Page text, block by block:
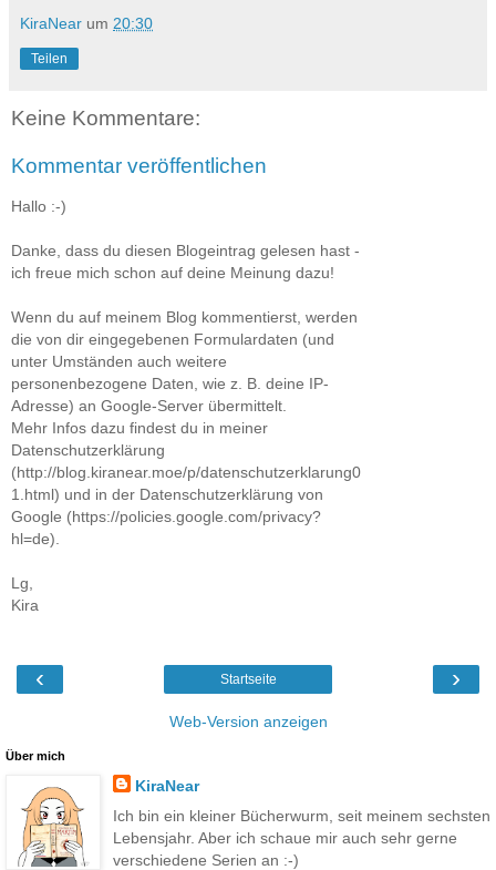
KiraNear um 20:30
Teilen
Keine Kommentare:
Kommentar veröffentlichen
Hallo :-)
Danke, dass du diesen Blogeintrag gelesen hast -
ich freue mich schon auf deine Meinung dazu!
Wenn du auf meinem Blog kommentierst, werden
die von dir eingegebenen Formulardaten (und
unter Umständen auch weitere
personenbezogene Daten, wie z. B. deine IP-
Adresse) an Google-Server übermittelt.
Mehr Infos dazu findest du in meiner
Datenschutzerklärung
(http://blog.kiranear.moe/p/datenschutzerklarung0
1.html) und in der Datenschutzerklärung von
Google (https://policies.google.com/privacy?
hl=de).
Lg,
Kira
‹ ›
Startseite
Web-Version anzeigen
Über mich
KiraNear
Ich bin ein kleiner Bücherwurm, seit meinem sechsten
Lebensjahr. Aber ich schaue mir auch sehr gerne
verschiedene Serien an :-)